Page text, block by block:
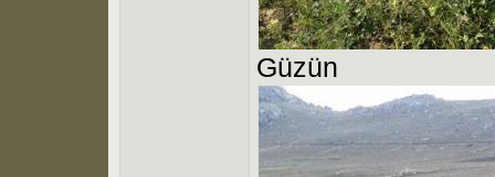
Güzün